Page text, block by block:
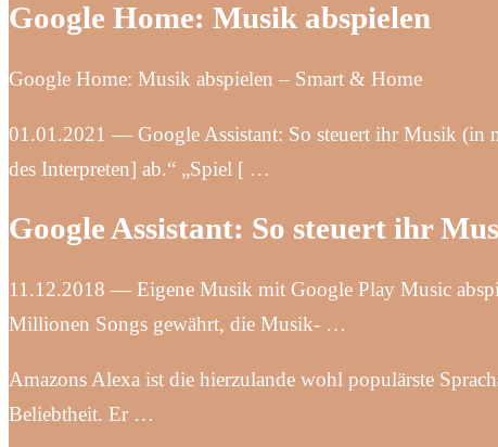
Google Home: Musik abspielen
Google Home: Musik abspielen – Smart & Home
01.01.2021 — Google Assistant: So steuert ihr Musik (in
des Interpreten] ab.“ „Spiel [ …
Google Assistant: So steuert ihr
11.12.2018 — Eigene Musik mit Google Play Music
Millionen Songs gewährt, die Musik- …
Amazons Alexa ist die hierzulande wohl populärste
Beliebtheit. Er …